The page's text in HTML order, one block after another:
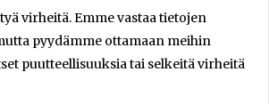
virheitä. Emme vastaa tietojen
pyydämme ottamaan meihin
puutteellisuuksia tai selkeitä virheitä